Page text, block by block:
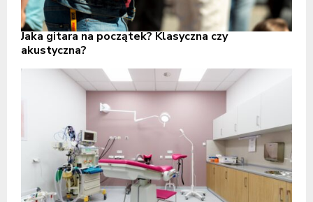
Jaka gitara na początek? Klasyczna czy
akustyczna?